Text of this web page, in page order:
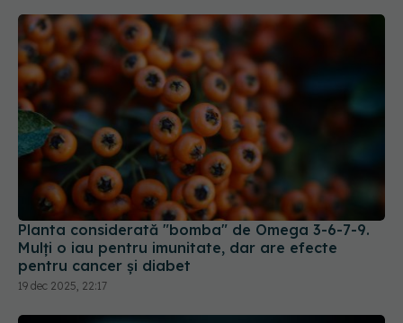
Planta considerată "bomba" de Omega 3-6-7-9.
Mulți o iau pentru imunitate, dar are efecte
pentru cancer și diabet
19 dec 2025, 22:17